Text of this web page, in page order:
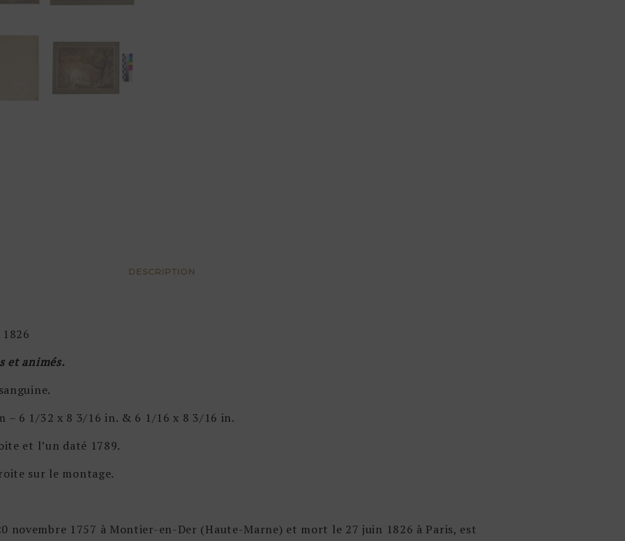
DESCRIPTION
et animés.
– 6 1/32 x 8 3/16 in. & 6 1/16 x 8 3/16 in.
et l’un daté 1789.
sur le montage.
novembre 1757 à Montier-en-Der (Haute-Marne) et mort le 27 juin 1826 à Paris, est